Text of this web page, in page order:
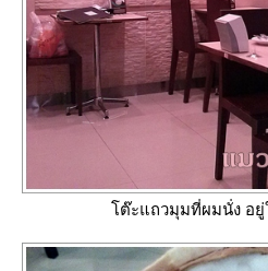
ต๊ะแถวมุมที่ผมนั่ง อยู่